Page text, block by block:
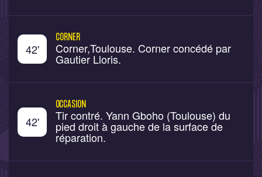
42'
CORNER
Corner,Toulouse. Corner concédé par
Gautier Lloris.
42'
OCCASION
Tir contré. Yann Gboho (Toulouse) du
pied droit à gauche de la surface de
réparation.